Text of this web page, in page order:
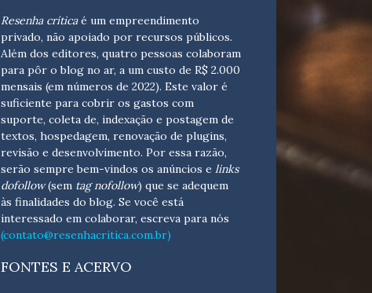
Resenha críticaé um empreendimento
privado, não apoiado por recursos públicos.
Além dos editores, quatro pessoas colaboram
para pôr o blog no ar, a um custo de R$ 2.000
mensais (em números de 2022). Este valor é
suficiente para cobrir os gastos com
suporte, coleta de, indexação e postagem de
textos, hospedagem, renovação de plugins,
revisão e desenvolvimento. Por essa razão,
serão sempre bem-vindos os anúncios e links
dofollow(sem tag nofollow) que se adequem
às finalidades do blog. Se você está
interessado em colaborar, escreva para nós
(contato@resenhacritica.com.br)
FONTES E ACERVO